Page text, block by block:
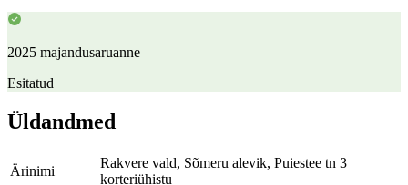
2025 majandusaruanne
Esitatud
Üldandmed
Ärinimi
Rakvere vald, Sõmeru alevik, Puiestee tn 3
korteriühistu